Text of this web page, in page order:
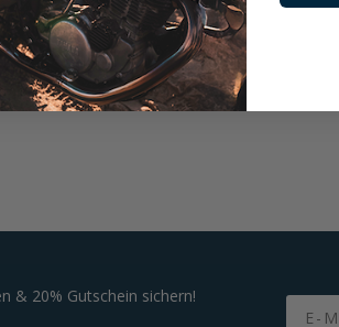
€
& 20% Gutschein sichern! Email